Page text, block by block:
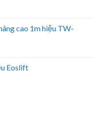
cao 1m hiệu TW-
Eoslift